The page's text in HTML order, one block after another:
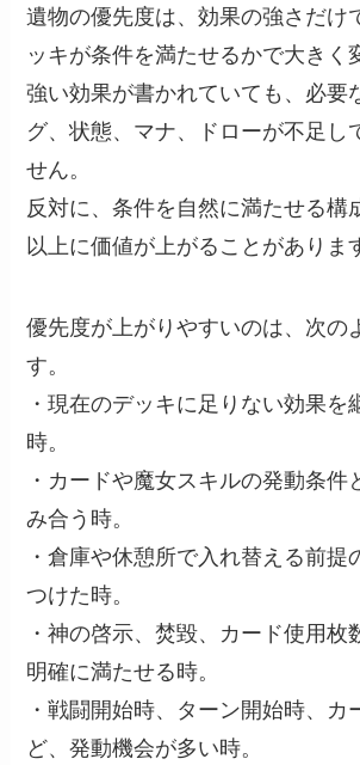
遺物の優先度は、効果の強さだけ
ッキが条件を満たせるかで大きく
強い効果が書かれていても、必要
グ、状態、マナ、ドローが不足し
せん。
反対に、条件を自然に満たせる構
以上に価値が上がることがありま
優先度が上がりやすいのは、次の
す。
・現在のデッキに足りない効果を
時。
・カードや魔女スキルの発動条件
み合う時。
・倉庫や休憩所で入れ替える前提
つけた時。
・神の啓示、焚毀、カード使用枚
明確に満たせる時。
・戦闘開始時、ターン開始時、カ
ど、発動機会が多い時。